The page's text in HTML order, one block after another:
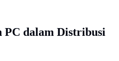
PC dalam Distribusi